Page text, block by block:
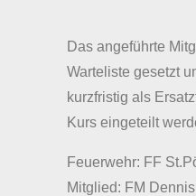
Das angeführte
Warteliste gesetzt
kurzfristig als
Kurs eingeteilt
Feuerwehr: FF
Mitglied: FM